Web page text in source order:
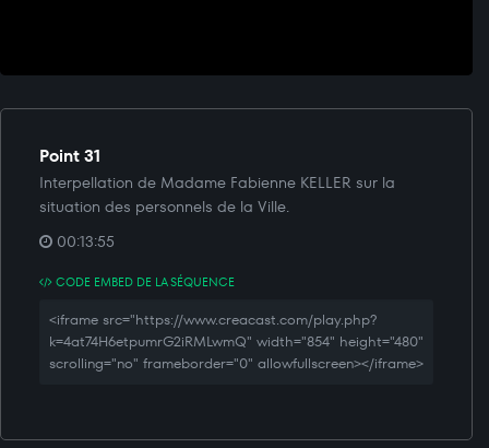
Point 31
Interpellation de Madame Fabienne KELLER sur la
situation des personnels de la Ville.
00:13:55
CODE EMBED DE LA SÉQUENCE
<iframe src="https://www.creacast.com/play.php?
k=4at74H6etpumrG2iRMLwmQ" width="854" height="480"
scrolling="no" frameborder="0" allowfullscreen></iframe>